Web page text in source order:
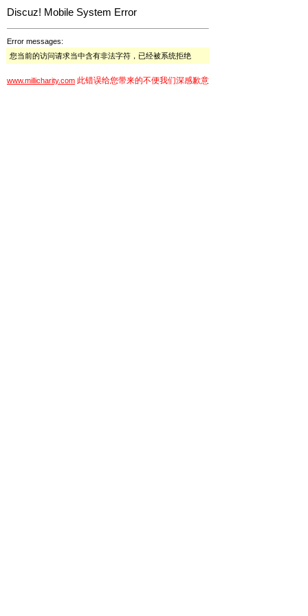
Discuz! Mobile System Error
Error messages:
您当前的访问请求当中含有非法字符，已经被系统拒绝
www.millicharity.com 此错误给您带来的不便我们深感歉意